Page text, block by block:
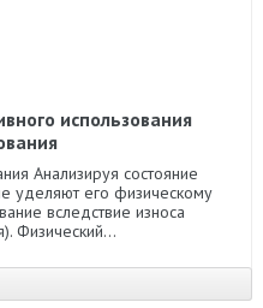
использования
Анализируя состояние
уделяют его физическому
вследствие износа
Физический...